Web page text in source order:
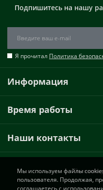
Подпишитесь на нашу
Я прочитал Политика
Информация
Время работы
Наши контакты
Лепнина
Мы используем файлы
пользователя. Продолжая,
соглашаетесь с